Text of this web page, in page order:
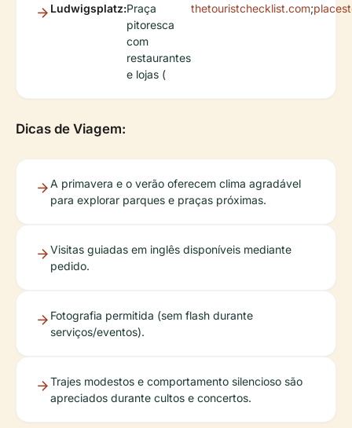
Ludwigsplatz:Praça
pitoresca
com
restaurantes
e lojas (
thetouristchecklist.com;
Dicas de Viagem:
A primavera e o verão oferecem clima agradável
para explorar parques e praças próximas.
Visitas guiadas em inglês disponíveis mediante
pedido.
Fotografia permitida (sem flash durante
serviços/eventos).
Trajes modestos e comportamento silencioso são
apreciados durante cultos e concertos.